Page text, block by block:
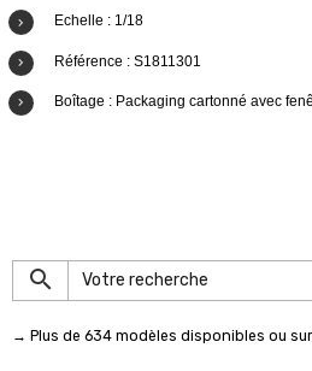
Echelle : 1/18
Référence : S1811301
Boîtage : Packaging cartonné avec
→ Plus de 634 modèles disponibles ou